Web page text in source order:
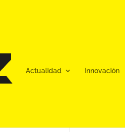
Actualidad Innovación